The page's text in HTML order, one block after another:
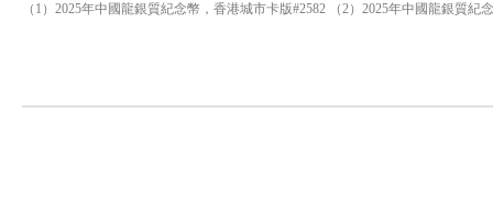
（1）2025年中國龍銀質紀念幣，香港城市卡版#2582 （2）2025年中國龍銀質紀